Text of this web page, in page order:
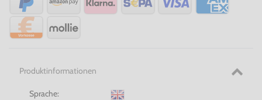
Produktinformationen
Sprache: